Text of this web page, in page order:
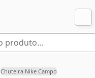
Chuteira Nike Campo